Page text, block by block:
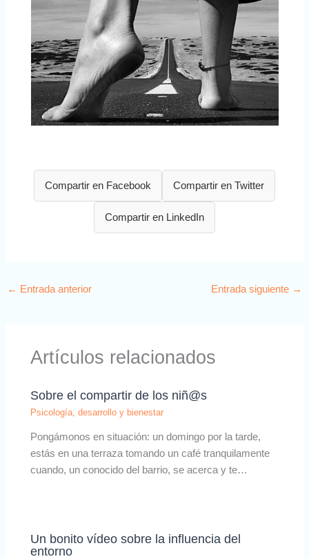
Compartir en Facebook Compartir en Twitter
Compartir en LinkedIn
← Entrada anterior Entrada siguiente →
Artículos relacionados
Sobre el compartir de los niñ@s
Psicología, desarrollo y bienestar
Pongámonos en situación: un domingo por la tarde,
estás en una terraza tomando un café tranquilamente
cuando, un conocido del barrio, se acerca y te…
Un bonito vídeo sobre la influencia del
entorno